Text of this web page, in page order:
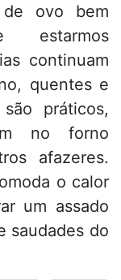
de ovo bem
estarmos
continuam
quentes e
práticos,
no forno
afazeres.
o calor
um assado
saudades do